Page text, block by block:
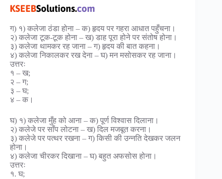
ग) १) कलेजा ठंडा होना – क) हृदय पर गहरा आधात पहुँचना।
२) कलेजा टूक-टूक होना – ख) डाह पूरा होने पर संतोष होना।
३) कलेजा थामकर रह जाना – ग) हृदय की बात कहना।
४) कलेजा निकालकर रख देना – घ) मन मसोसकर रह जाना।
उत्तरः
१ – ख;
२ – ग;
३ – घ;
४ – क।
घ) १) कलेजा मुँह को आना – क) पूर्ण विश्वास दिलाना।
२) कलेजे पर साँप लोटना – ख) दिल मजबूत करना।
३) कलेजे पर पत्थर रखना – ग) किसी की उन्नति देखकर जलन
होना।
४) कलेजा चीरकर दिखाना – घ) बहुत अफसोस होना।
उत्तरः
१. घ;